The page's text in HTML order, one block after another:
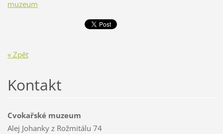
muzeum
« Zpět
Kontakt
Cvokařské muzeum
Alej Johanky z Rožmitálu 74